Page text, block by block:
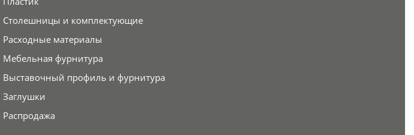
Столешницы и комплектующие
Расходные материалы
Мебельная фурнитура
Выставочный профиль и фурнитура
Заглушки
Распродажа